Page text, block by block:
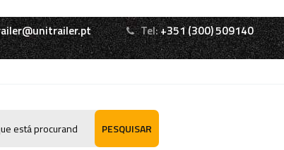
Tel:+351 (300) 509140
PESQUISAR